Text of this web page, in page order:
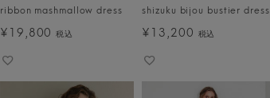
ribbon mashmallow dress
¥19,800 税込
shizuku bijou bustier dress
¥13,200 税込